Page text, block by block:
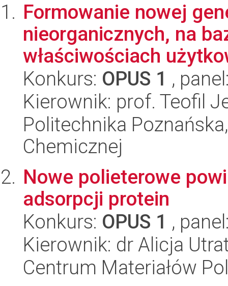
Formowanie nowej
nieorganicznych, na
właściwościach
Konkurs: OPUS 1 ,
Kierownik: prof. Teofil
Politechnika
Chemicznej
Nowe polieterowe
adsorpcji protein
Konkurs: OPUS 1 ,
Kierownik: dr Alicja
Centrum Materiałów